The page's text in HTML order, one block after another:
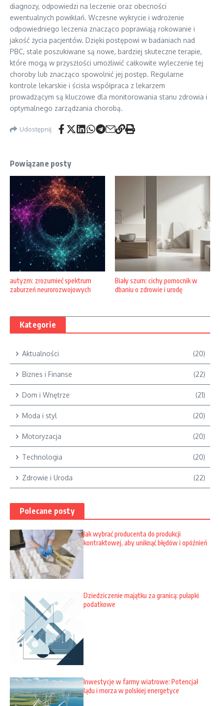
diagnozy, odpowiedzi na leczenie oraz obecności
ewentualnych powikłań. Wczesne wykrycie i wdrożenie
odpowiedniego leczenia znacząco poprawiają rokowanie i
jakość życia pacjentów. Dzięki postępowi w badaniach nad
PBC, stale poszukiwane są nowe, bardziej skuteczne terapie,
które mogą w przyszłości umożliwić całkowite wyleczenie tej
choroby lub znacząco spowolnić jej postęp. Regularne
kontrole lekarskie i ścisła współpraca z lekarzem
prowadzącym są kluczowe dla monitorowania stanu zdrowia i
optymalnego zarządzania chorobą.
Udostępnij
Powiązane posty
autyzm: zrozumieć spektrum
zaburzeń neurorozwojowych
Biały szum: cichy pomocnik w
dbaniu o zdrowie i urodę
Kategorie
Aktualności (20)
Biznes i Finanse (22)
Dom i Wnętrze (21)
Moda i styl (20)
Motoryzacja (20)
Technologia (20)
Zdrowie i Uroda (22)
Polecane posty
Jak wybrać producenta do produkcji
kontraktowej, aby uniknąć błędów i opóźnień
Dziedziczenie majątku za granicą: pułapki
podatkowe
Inwestycje w farmy wiatrowe: Potencjał
lądu i morza w polskiej energetyce